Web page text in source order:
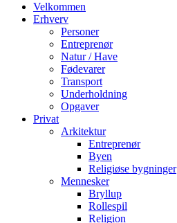
Velkommen
Erhverv
Personer
Entreprenør
Natur / Have
Fødevarer
Transport
Underholdning
Opgaver
Privat
Arkitektur
Entreprenør
Byen
Religiøse bygninger
Mennesker
Bryllup
Rollespil
Religion